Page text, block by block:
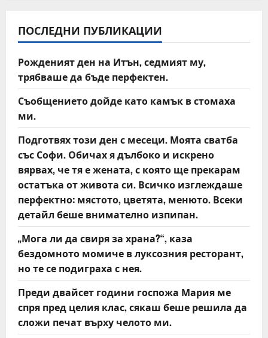
v
i
g
a
t
i
o
n
ПОСЛЕДНИ ПУБЛИКАЦИИ
Рожденият ден на Итън, седмият му,
трябваше да бъде перфектен.
Съобщението дойде като камък в стомаха
ми.
Подготвях този ден с месеци. Моята сватба
със Софи. Обичах я дълбоко и искрено
вярвах, че тя е жената, с която ще прекарам
остатъка от живота си. Всичко изглеждаше
перфектно: мястото, цветята, менюто. Всеки
детайл беше внимателно изпипан.
„Мога ли да свиря за храна?“, каза
бездомното момиче в луксозния ресторант,
но те се подиграха с нея.
Преди двайсет години госпожа Мария ме
спря пред целия клас, сякаш беше решила да
сложи печат върху челото ми.